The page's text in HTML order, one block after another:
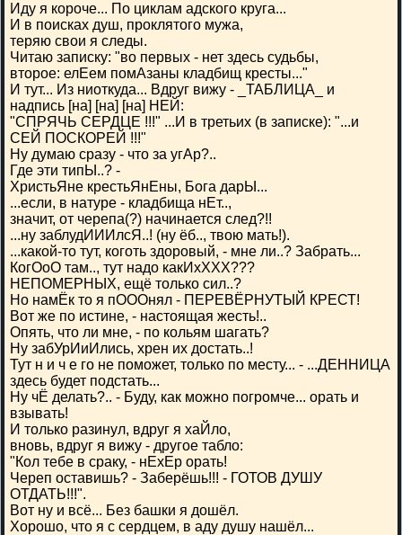
Иду я короче... По циклам адского круга...
И в поисках душ, проклятого мужа,
теряю свои я следы.
Читаю записку: "во первых - нет здесь судьбы,
второе: елЕем помАзаны кладбищ кресты..."
И тут... Из ниоткуда... Вдруг вижу - _ТАБЛИЦА_ и
надпись [на] [на] [на] НЕЙ:
"СПРЯЧЬ СЕРДЦЕ !!!" ...И в третьих (в записке): "...и
СЕЙ ПОСКОРЕЙ !!!"
Ну думаю сразу - что за угАр?..
Где эти типЫ..? -
ХристьЯне крестьЯнЕны, Бога дарЫ...
...если, в натуре - кладбища нЕт..,
значит, от черепа(?) начинается след?!!
...ну заблудИИИлсЯ..! (ну ёб.., твою мать!).
...какой-то тут, коготь здоровый, - мне ли..? Забрать...
КогОоО там.., тут надо какИхХХХ???
НЕПОМЕРНЫХ, ещё только сил..?
Но намЁк то я пОООнял - ПЕРЕВЁРНУТЫЙ КРЕСТ!
Вот же по истине, - настоящая жесть!..
Опять, что ли мне, - по кольям шагать?
Ну забУрИиИлись, хрен их достать..!
Тут н и ч е го не поможет, только по месту... - ...ДЕННИЦА
здесь будет подстать...
Ну чЁ делать?.. - Буду, как можно погромче... орать и
взывать!
И только разинул, вдруг я хаЙло,
вновь, вдруг я вижу - другое табло:
"Кол тебе в сраку, - нЕхЕр орать!
Череп оставишь? - Заберёшь!!! - ГОТОВ ДУШУ
ОТДАТЬ!!!".
Вот ну и всё... Без башки я дошёл.
Хорошо, что я с сердцем, в аду душу нашёл...